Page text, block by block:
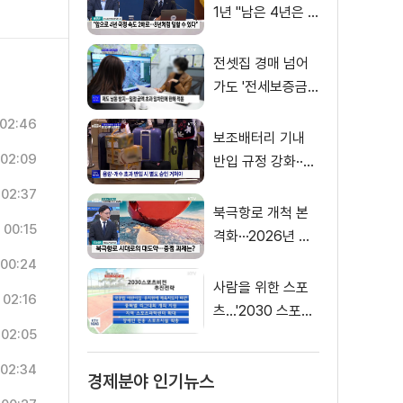
02:46
02:09
02:37
00:15
00:24
02:16
02:05
02:34
1년 "남은 4년은 8
전셋집 경매 넘어
가도 '전세보증금'
보조배터리 기내
반입 규정 강화··
북극항로 개척 본
격화···2026년 해
은?
사람을 위한 스포
츠…'2030 스포츠
경제분야 인기뉴스